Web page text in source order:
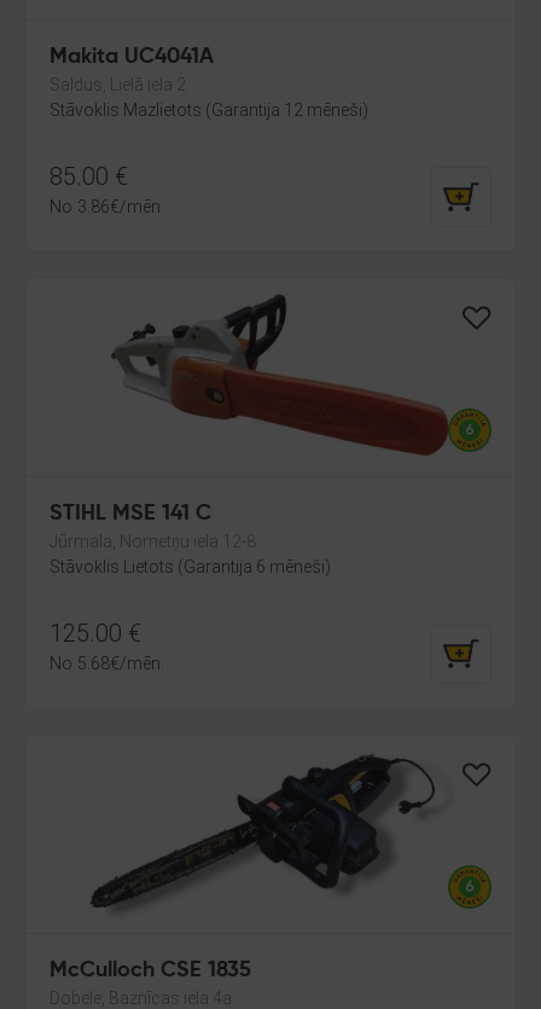
Makita UC4041A
Saldus, Lielā iela 2
Stāvoklis Mazlietots (Garantija 12 mēneši)
85.00 €
No 3.86€/mēn.
STIHL MSE 141 C
Jūrmala, Nometņu iela 12-8
Stāvoklis Lietots (Garantija 6 mēneši)
125.00 €
No 5.68€/mēn.
McCulloch CSE 1835
Dobele, Baznīcas iela 4a